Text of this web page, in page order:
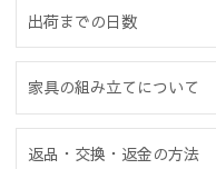
出荷までの日数
家具の組み立てについて
返品・交換・返金の方法